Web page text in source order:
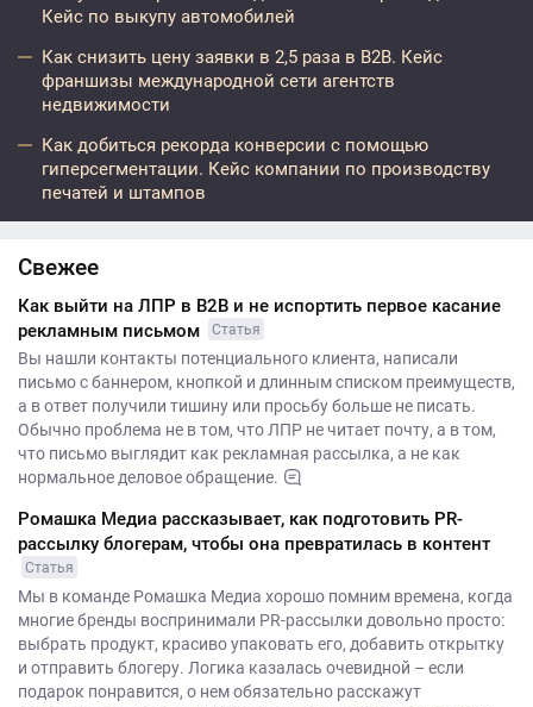
Кейс по выкупу автомобилей
Как снизить цену заявки в 2,5 раза в B2B. Кейс
франшизы международной сети агентств
недвижимости
Как добиться рекорда конверсии с помощью
гиперсегментации. Кейс компании по производству
печатей и штампов
Свежее
Как выйти на ЛПР в B2B и не испортить первое касание
рекламным письмом
Статья
Вы нашли контакты потенциального клиента, написали
письмо с баннером, кнопкой и длинным списком преимуществ,
а в ответ получили тишину или просьбу больше не писать.
Обычно проблема не в том, что ЛПР не читает почту, а в том,
что письмо выглядит как рекламная рассылка, а не как
нормальное деловое обращение.
Ромашка Медиа рассказывает, как подготовить PR-
рассылку блогерам, чтобы она превратилась в контент
Статья
Мы в команде Ромашка Медиа хорошо помним времена, когда
многие бренды воспринимали PR-рассылки довольно просто:
выбрать продукт, красиво упаковать его, добавить открытку
и отправить блогеру. Логика казалась очевидной – если
подарок понравится, о нем обязательно расскажут